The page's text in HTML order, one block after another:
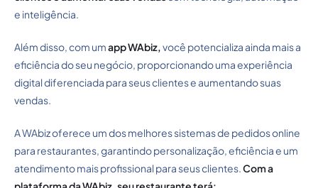
e inteligência.
Além disso, com umapp WAbiz,você potencializa ainda mais a
eficiência do seu negócio, proporcionando uma experiência
digital diferenciada para seus clientes e aumentando suas
vendas.
A WAbiz oferece um dos melhores sistemas de pedidos online
para restaurantes, garantindo personalização, eficiência e um
atendimento mais profissional para seus clientes.Com a